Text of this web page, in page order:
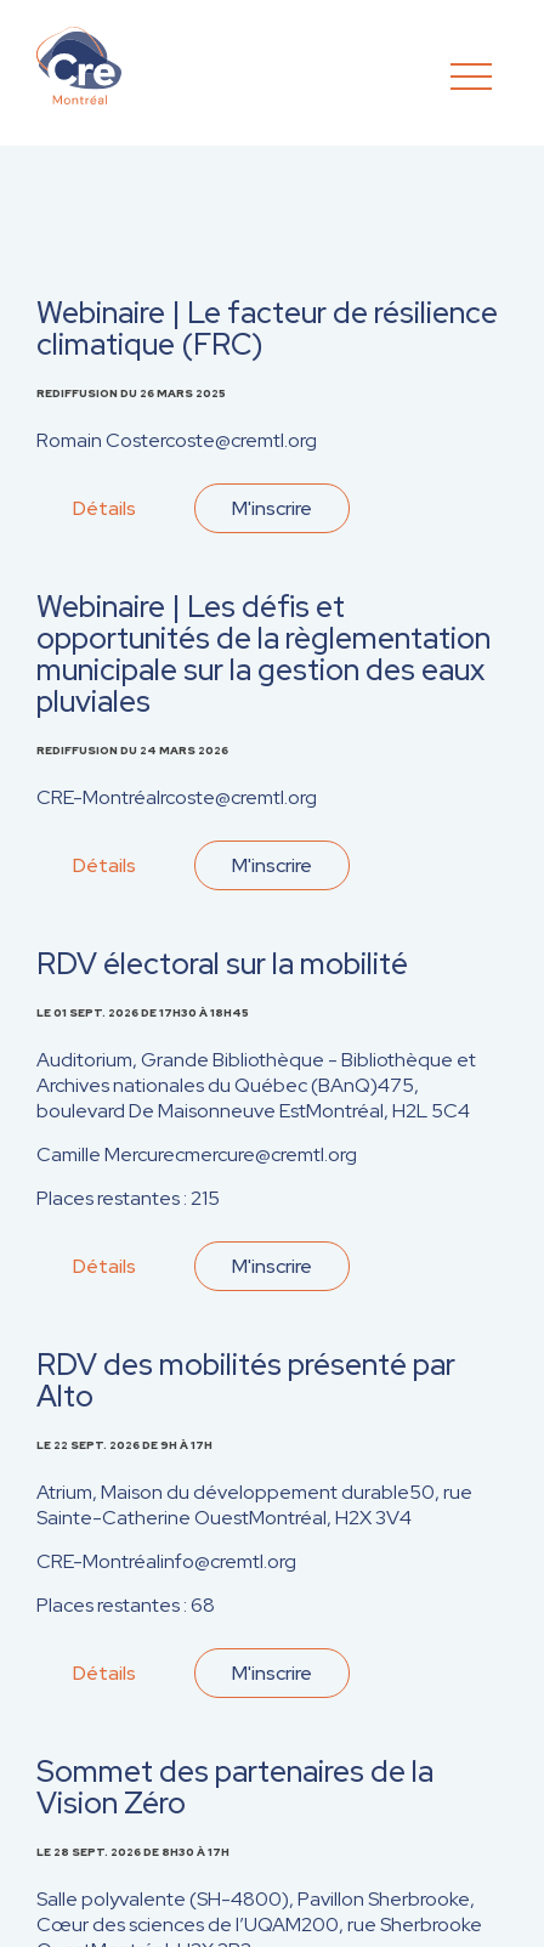
Webinaire | Le facteur de résilience
climatique (FRC)
REDIFFUSION DU 26 MARS 2025
Romain Costercoste@cremtl.org
Détails M'inscrire
Webinaire | Les défis et
opportunités de la règlementation
municipale sur la gestion des eaux
pluviales
REDIFFUSION DU 24 MARS 2026
CRE-Montréalrcoste@cremtl.org
Détails M'inscrire
RDV électoral sur la mobilité
LE 01 SEPT. 2026DE 17H30 À 18H45
Auditorium, Grande Bibliothèque - Bibliothèque et
Archives nationales du Québec (BAnQ)475,
boulevard De Maisonneuve EstMontréal, H2L 5C4
Camille Mercurecmercure@cremtl.org
Places restantes : 215
Détails M'inscrire
RDV des mobilités présenté par
Alto
LE 22 SEPT. 2026DE 9H À 17H
Atrium, Maison du développement durable50, rue
Sainte-Catherine OuestMontréal, H2X 3V4
CRE-Montréalinfo@cremtl.org
Places restantes : 68
Détails M'inscrire
Sommet des partenaires de la
Vision Zéro
LE 28 SEPT. 2026DE 8H30 À 17H
Salle polyvalente (SH-4800), Pavillon Sherbrooke,
Cœur des sciences de l’UQAM200, rue Sherbrooke